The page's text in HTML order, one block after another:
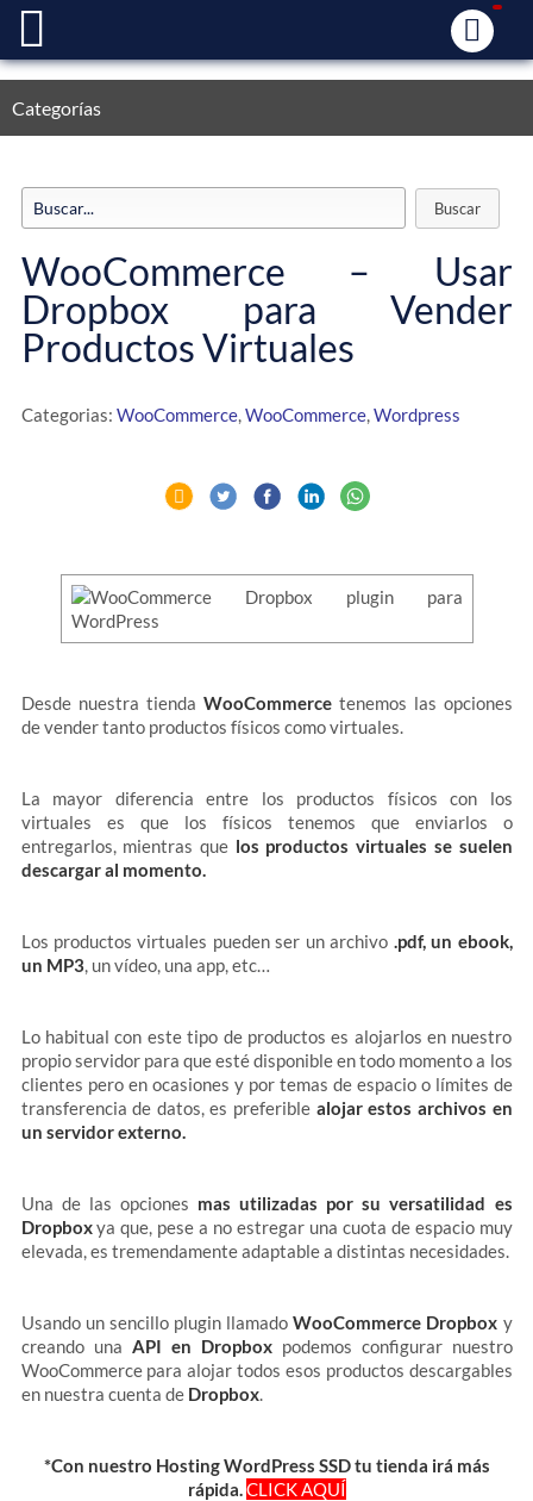
Categorías
WooCommerce – Usar
Dropbox para Vender
Productos Virtuales
Categorias: WooCommerce,WooCommerce,Wordpress
Desde nuestra tienda WooCommercetenemos las opciones
de vender tanto productos físicos como virtuales.
La mayor diferencia entre los productos físicos con los
virtuales es que los físicos tenemos que enviarlos o
entregarlos, mientras que los productos virtuales se suelen
descargar al momento.
Los productos virtuales pueden ser un archivo .pdf, un ebook,
un MP3, un vídeo, una app, etc…
Lo habitual con este tipo de productos es alojarlos en nuestro
propio servidor para que esté disponible en todo momento a los
clientes pero en ocasiones y por temas de espacio o límites de
transferencia de datos, es preferible alojar estos archivos en
un servidor externo.
Una de las opciones mas utilizadas por su versatilidad es
Dropboxya que, pese a no estregar una cuota de espacio muy
elevada, es tremendamente adaptable a distintas necesidades.
Usando un sencillo plugin llamadoWooCommerce Dropbox y
creando una API en Dropboxpodemos configurar nuestro
WooCommerce para alojar todos esos productos descargables
en nuestra cuenta de Dropbox.
*Con nuestro Hosting WordPress SSD tu tienda irá más
rápida.CLICK AQUÍ